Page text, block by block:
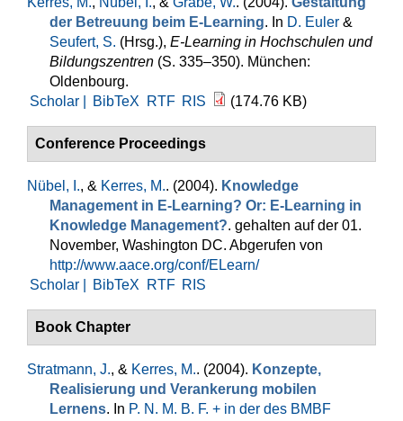
der Betreuung beim E-Learning. In D. Euler &
Seufert, S. (Hrsg.), E-Learning in Hochschulen und
Bildungszentren (S. 335–350). München:
Oldenbourg.
Scholar |
BibTeX RTF RIS (174.76 KB)
Conference Proceedings
Nübel, I., & Kerres, M.. (2004). Knowledge
Management in E-Learning? Or: E-Learning in
Knowledge Management?. gehalten auf der 01.
November, Washington DC. Abgerufen von
http://www.aace.org/conf/ELearn/
Scholar |
BibTeX RTF RIS
Book Chapter
Stratmann, J., & Kerres, M.. (2004). Konzepte,
Realisierung und Verankerung mobilen
Lernens. In P. N. M. B. F. + in der des BMBF